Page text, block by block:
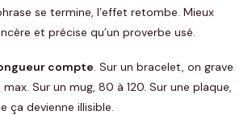
se termine, l’effet retombe. Mieux
et précise qu’un proverbe usé.
compte. Sur un bracelet, on grave
Sur un mug, 80 à 120. Sur une plaque,
ça devienne illisible.